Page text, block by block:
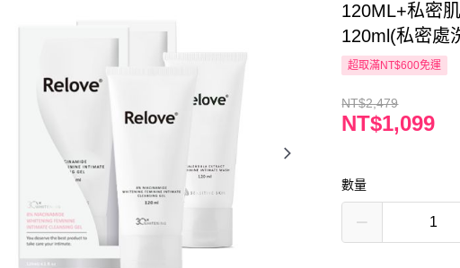
120ML+私密
120ml(私密處
超取滿NT$600免運
NT$2,479
NT$1,099
數量